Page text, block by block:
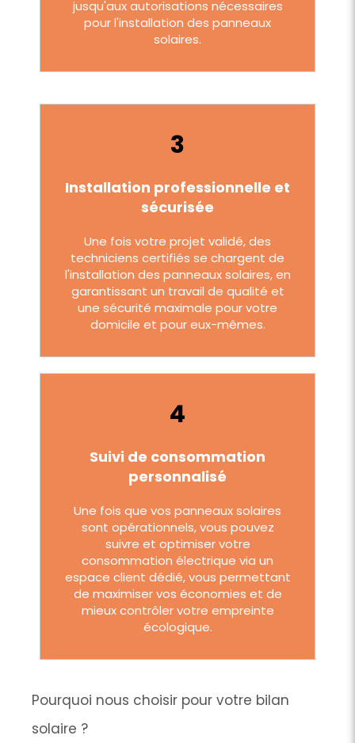
jusqu'aux autorisations nécessaires
pour l'installation des panneaux
solaires.
3
Installation professionnelle et
sécurisée
Une fois votre projet validé, des
techniciens certifiés se chargent de
l'installation des panneaux solaires, en
garantissant un travail de qualité et
une sécurité maximale pour votre
domicile et pour eux-mêmes.
4
Suivi de consommation
personnalisé
Une fois que vos panneaux solaires
sont opérationnels, vous pouvez
suivre et optimiser votre
consommation électrique via un
espace client dédié, vous permettant
de maximiser vos économies et de
mieux contrôler votre empreinte
écologique.
Pourquoi nous choisir pour votre bilan
solaire ?